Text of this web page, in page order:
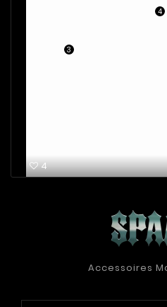
3
4
4
Accessoires